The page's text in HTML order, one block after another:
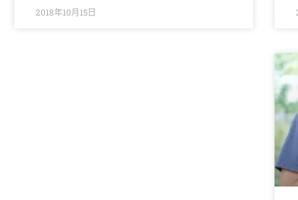
2018年10月15日